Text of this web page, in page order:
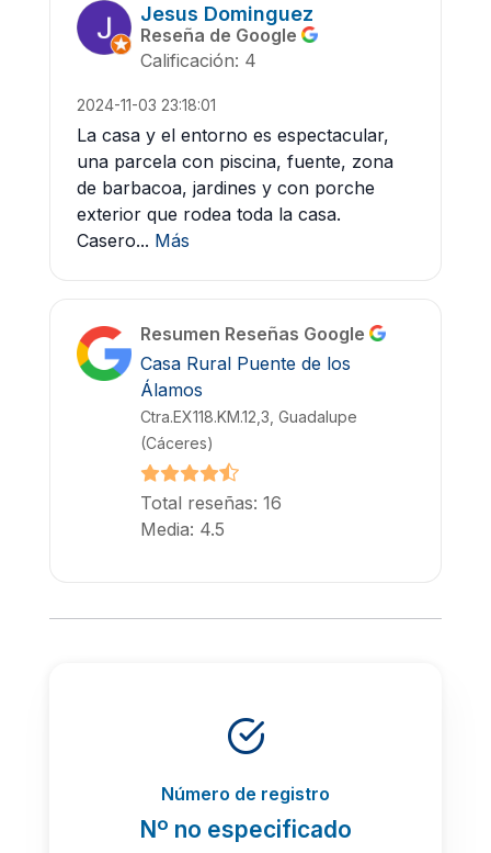
Jesus Dominguez
Reseña de Google
Calificación: 4
2024-11-03 23:18:01
La casa y el entorno es espectacular,
una parcela con piscina, fuente, zona
de barbacoa, jardines y con porche
exterior que rodea toda la casa.
Casero... Más
Resumen Reseñas Google
Casa Rural Puente de los
Álamos
Ctra.EX118.KM.12,3, Guadalupe
(Cáceres)
Total reseñas: 16
Media: 4.5
Número de registro
Nº no especificado